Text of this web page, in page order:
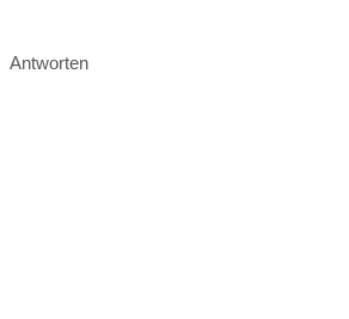
Antworten